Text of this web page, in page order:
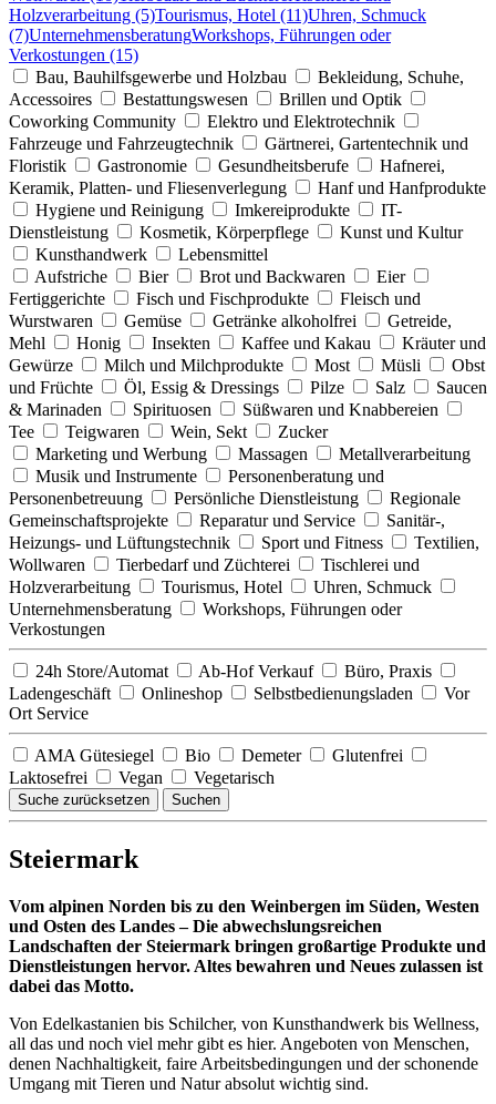
Holzverarbeitung (5)Tourismus, Hotel (11)Uhren, Schmuck
(7)UnternehmensberatungWorkshops, Führungen oder
Verkostungen (15)
Bau, Bauhilfsgewerbe und Holzbau
Bekleidung, Schuhe,
Accessoires
Bestattungswesen
Brillen und Optik
Coworking Community
Elektro und Elektrotechnik
Fahrzeuge und Fahrzeugtechnik
Gärtnerei, Gartentechnik und
Floristik
Gastronomie Gesundheitsberufe
Hafnerei,
Keramik, Platten- und Fliesenverlegung
Hanf und Hanfprodukte
Hygiene und Reinigung
Imkereiprodukte
IT-
Dienstleistung
Kosmetik, Körperpflege
Kunst und Kultur
Kunsthandwerk
Lebensmittel
Aufstriche
Bier Brot und Backwaren
Eier
Fertiggerichte
Fisch und Fischprodukte
Fleisch und
Wurstwaren
Gemüse Getränke alkoholfrei
Getreide,
Mehl
Honig Insekten Kaffee und Kakau
Kräuter und
Gewürze
Milch und Milchprodukte Most Müsli
Obst
und Früchte
Öl, Essig & Dressings Pilze Salz
Saucen
& Marinaden
Spirituosen
Süßwaren und Knabbereien
Tee
Teigwaren Wein, Sekt
Zucker
Marketing und Werbung
Massagen
Metallverarbeitung
Musik und Instrumente
Personenberatung und
Personenbetreuung
Persönliche Dienstleistung
Regionale
Gemeinschaftsprojekte
Reparatur und Service
Sanitär-,
Heizungs- und Lüftungstechnik
Sport und Fitness
Textilien,
Wollwaren
Tierbedarf und Züchterei
Tischlerei und
Holzverarbeitung
Tourismus, Hotel
Uhren, Schmuck
Unternehmensberatung
Workshops, Führungen oder
Verkostungen
24h Store/Automat Ab-Hof Verkauf
Büro, Praxis
Ladengeschäft
Onlineshop Selbstbedienungsladen
Vor
Ort Service
AMA Gütesiegel Bio Demeter
Glutenfrei
Laktosefrei
Vegan Vegetarisch
Suche zurücksetzen Suchen
Steiermark
Vom alpinen Norden bis zu den Weinbergen im Süden, Westen
und Osten des Landes – Die abwechslungsreichen
Landschaften der Steiermark bringen großartige Produkte und
Dienstleistungen hervor. Altes bewahren und Neues zulassen ist
dabei das Motto.
Von Edelkastanien bis Schilcher, von Kunsthandwerk bis Wellness,
all das und noch viel mehr gibt es hier. Angeboten von Menschen,
denen Nachhaltigkeit, faire Arbeitsbedingungen und der schonende
Umgang mit Tieren und Natur absolut wichtig sind.